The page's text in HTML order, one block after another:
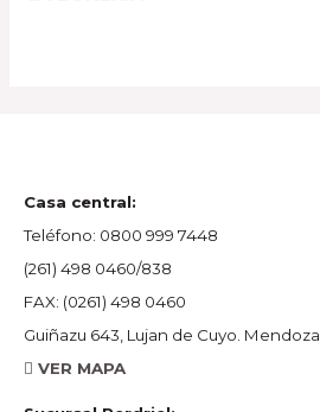
Casa central:
Teléfono: 0800 999 7448
(261) 498 0460/838
FAX: (0261) 498 0460
Guiñazu 643, Lujan de Cuyo. Mendoza
VER MAPA